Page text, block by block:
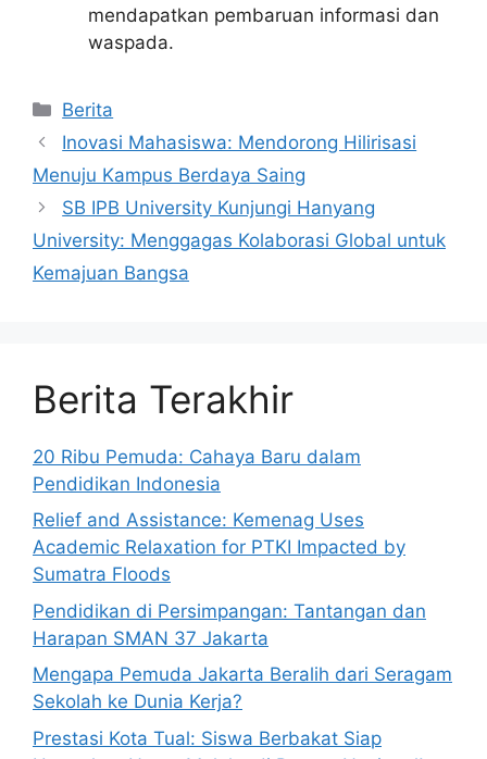
mendapatkan pembaruan informasi dan
waspada.
Kategori
Berita
Inovasi Mahasiswa: Mendorong Hilirisasi
Menuju Kampus Berdaya Saing
SB IPB University Kunjungi Hanyang
University: Menggagas Kolaborasi Global untuk
Kemajuan Bangsa
Berita Terakhir
20 Ribu Pemuda: Cahaya Baru dalam
Pendidikan Indonesia
Relief and Assistance: Kemenag Uses
Academic Relaxation for PTKI Impacted by
Sumatra Floods
Pendidikan di Persimpangan: Tantangan dan
Harapan SMAN 37 Jakarta
Mengapa Pemuda Jakarta Beralih dari Seragam
Sekolah ke Dunia Kerja?
Prestasi Kota Tual: Siswa Berbakat Siap